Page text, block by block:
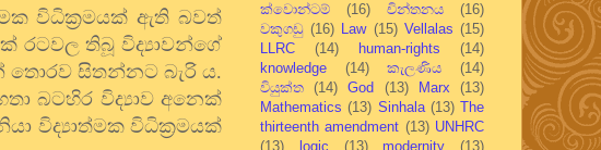
විධික්‍රමයක් ඇති බවත්
රටවල තිබූ විද්‍යාවන්ගේ
තොරව සිතන්නට බැරි ය.
බටහිර විද්‍යාව අනෙක්
විද්‍යාත්මක විධික්‍රමයක්
ක්වොන්ටම්
(16) චින්තනය
(16)
වකුගඩු (16) Law (15) Vellalas (15)
LLRC
(14) human-rights
(14)
knowledge
(14) කැලණිය
(14)
වියුක්ත
(14) God (13) Marx
(13)
Mathematics (13) Sinhala (13) The
thirteenth amendment (13) UNHRC
(13)
logic (13) modernity
(13)